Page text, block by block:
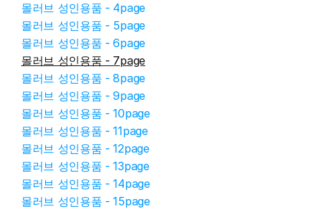
몰러브 성인용품 - 4page
몰러브 성인용품 - 5page
몰러브 성인용품 - 6page
몰러브 성인용품 - 7page
몰러브 성인용품 - 8page
몰러브 성인용품 - 9page
몰러브 성인용품 - 10page
몰러브 성인용품 - 11page
몰러브 성인용품 - 12page
몰러브 성인용품 - 13page
몰러브 성인용품 - 14page
몰러브 성인용품 - 15page